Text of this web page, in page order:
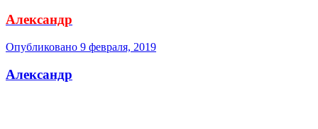
Александр
Опубликовано 9 февраля, 2019
Александр